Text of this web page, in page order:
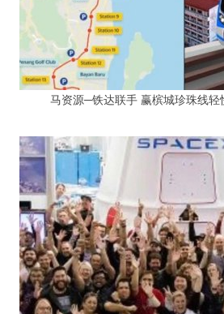
马资源─铁达联手 赢槟城珍珠线轻